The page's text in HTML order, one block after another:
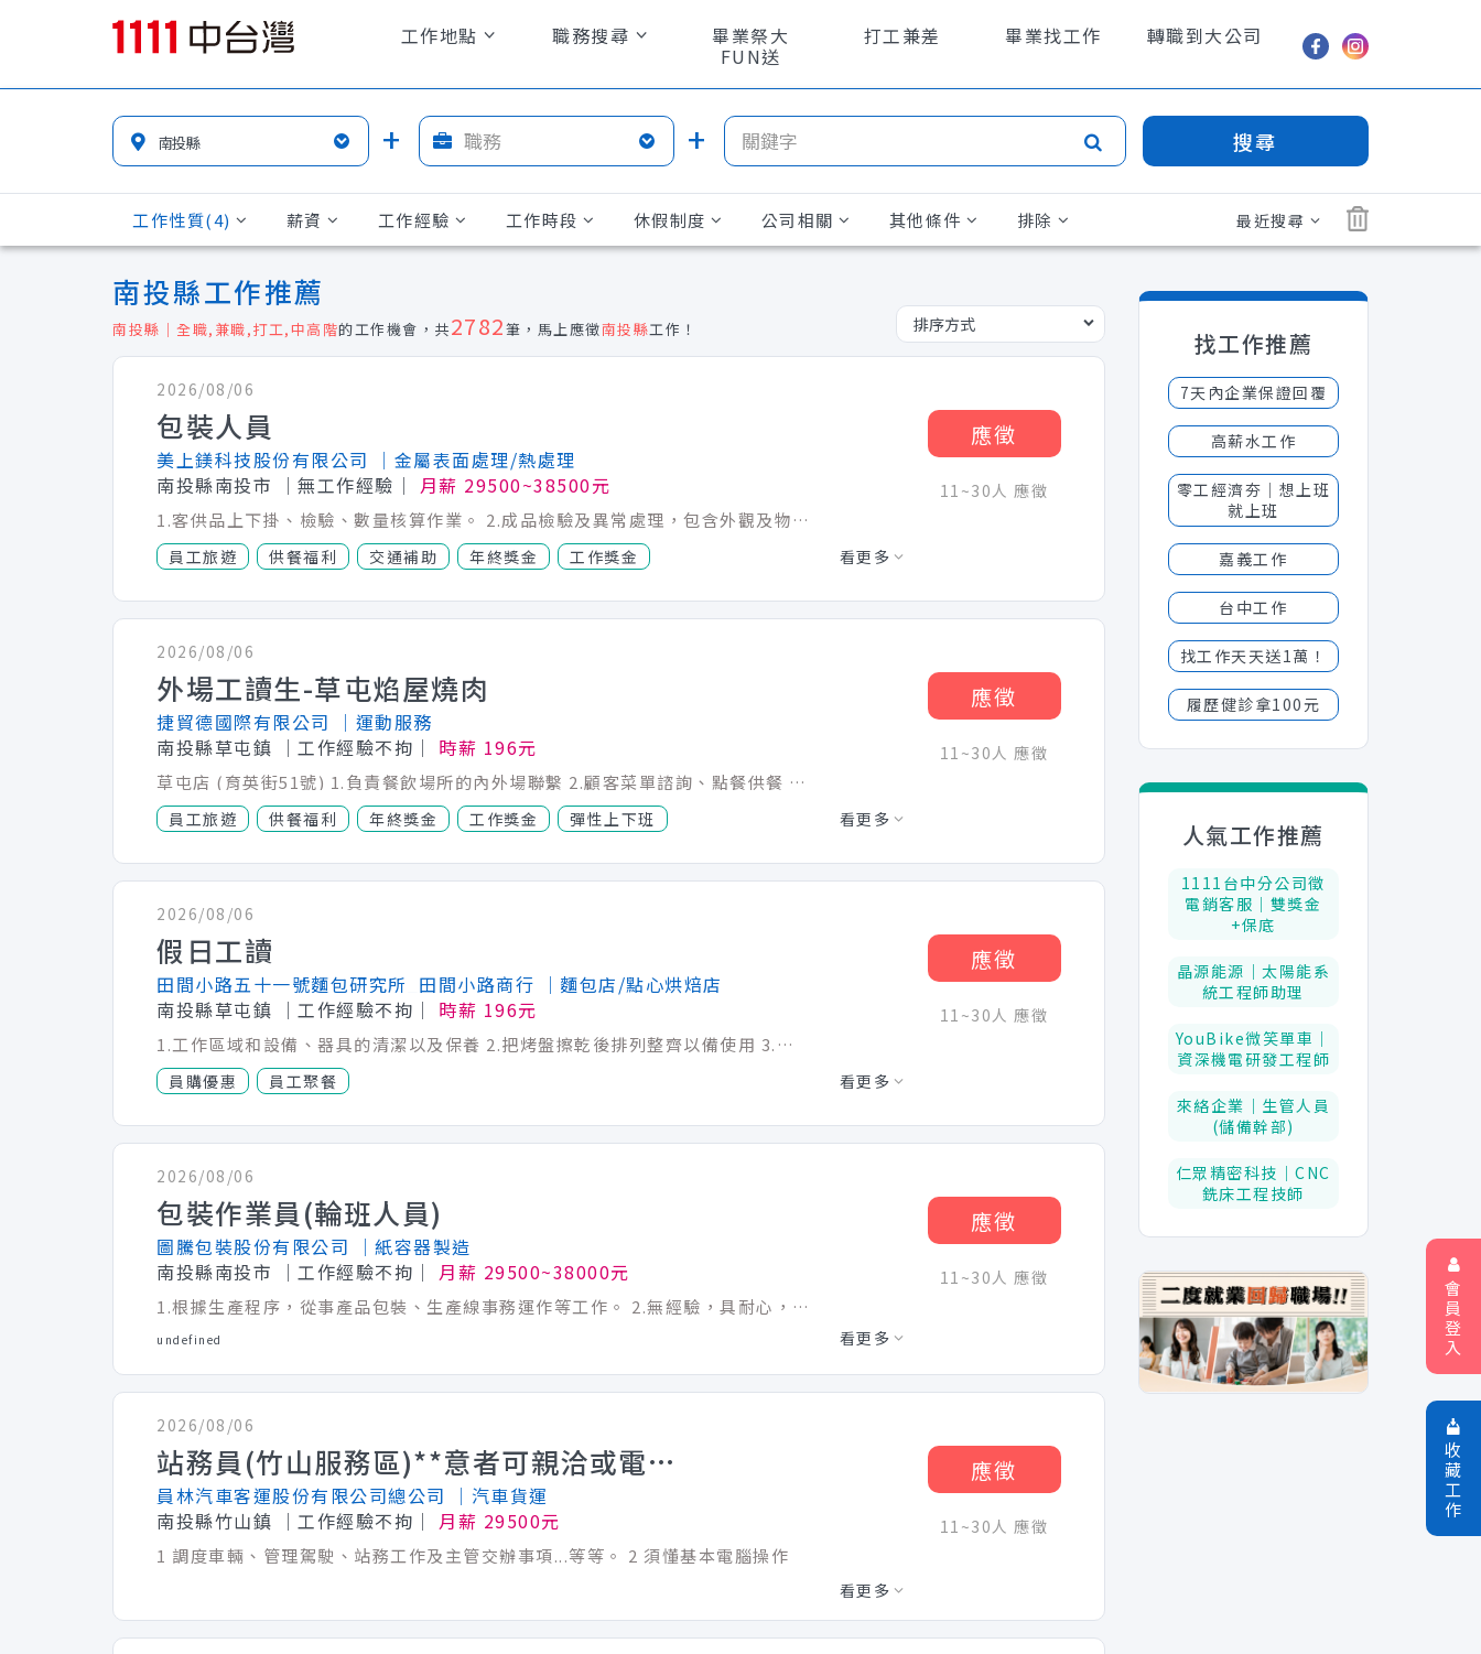
工作地點 職務搜尋 畢業祭大
FUN送
打工兼差 畢業找工作 轉職到大公司
會
員
登
入
收
藏
工
作
搜尋
工作性質(4) 薪資 工作經驗 工作時段 休假制度 公司相關 其他條件 排除 最近搜尋
南投縣工作推薦
南投縣｜全職,兼職,打工,中高階的工作機會，共2782筆，馬上應徵南投縣工作！
2026/08/06
包裝人員
美上鎂科技股份有限公司
│金屬表面處理/熱處理
南投縣南投市
│無工作經驗│ 月薪 29500~38500元
1.客供品上下掛、檢驗、數量核算作業。 2.成品檢驗及異常處理，包含外觀及物性檢測驗。 3.成品檢驗、包裝及出貨作業。 4.協助執行工件盲孔清潔作業。 5.協助生產線後段支援作業。 6.協助客供品遮蔽作業。 7.配合全廠工作所需相互支援。 8.上級交辦事項之完成與回報。
員工旅遊 供餐福利 交通補助 年終獎金 工作獎金 看更多
應徵
11~30人 應徵
2026/08/06
外場工讀生-草屯焰屋燒肉
捷貿德國際有限公司
│運動服務
南投縣草屯鎮
│工作經驗不拘│ 時薪 196元
草屯店 (育英街51號) 1.負責餐飲場所的內外場聯繫 2.顧客菜單諮詢、點餐供餐 3.桌面環境清潔.
員工旅遊 供餐福利 年終獎金 工作獎金 彈性上下班 看更多
應徵
11~30人 應徵
2026/08/06
假日工讀
田間小路五十一號麵包研究所_田間小路商行
│麵包店/點心烘焙店
南投縣草屯鎮
│工作經驗不拘│ 時薪 196元
1.工作區域和設備、器具的清潔以及保養 2.把烤盤擦乾後排列整齊以備使用 3.清潔廁所
員購優惠 員工聚餐 看更多
應徵
11~30人 應徵
2026/08/06
包裝作業員(輪班人員)
圖騰包裝股份有限公司
│紙容器製造
南投縣南投市
│工作經驗不拘│ 月薪 29500~38000元
1.根據生產程序，從事產品包裝、生產線事務運作等工作。 2.無經驗，具耐心，肯學習者可。 4.需配合加班及日班與大夜班輪班，兩星期輪班一次。 5.到職後,日班培訓3個月,經考核,再調輪班。 6.工作環境:無塵室(需身穿無塵帽.服.鞋)
undefined 看更多
應徵
11~30人 應徵
2026/08/06
站務員(竹山服務區)**意者可親洽或電話聯絡**
員林汽車客運股份有限公司總公司
│汽車貨運
南投縣竹山鎮
│工作經驗不拘│ 月薪 29500元
1 調度車輛、管理駕駛、站務工作及主管交辦事項...等等。 2 須懂基本電腦操作
看更多
應徵
11~30人 應徵
找工作推薦
7天內企業保證回覆
高薪水工作
零工經濟夯│想上班
就上班
嘉義工作
台中工作
找工作天天送1萬！
履歷健診拿100元
人氣工作推薦
1111台中分公司徵
電銷客服│雙獎金
+保底
晶源能源｜太陽能系
統工程師助理
YouBike微笑單車｜
資深機電研發工程師
來絡企業｜生管人員
(儲備幹部)
仁眾精密科技｜CNC
銑床工程技師